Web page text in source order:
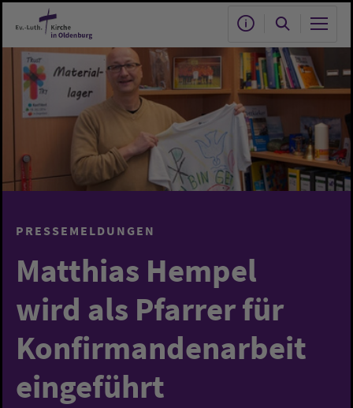
Zum Hauptinhalt springen
PRESSEMELDUNGEN
Matthias Hempel
wird als Pfarrer für
Konfirmandenarbeit
eingeführt